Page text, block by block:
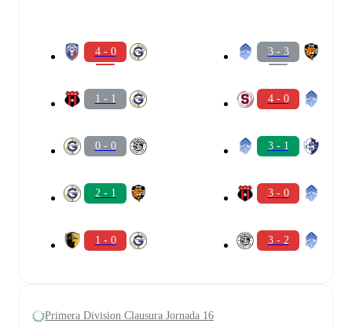
4 - 0
1 - 1
0 - 0
2 - 1
1 - 0
3 - 3
4 - 0
3 - 1
3 - 0
3 - 2
Primera Division Clausura Jornada 16